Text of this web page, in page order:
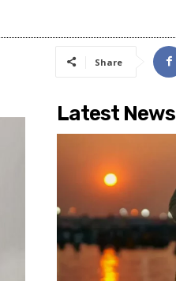
Share
Latest News